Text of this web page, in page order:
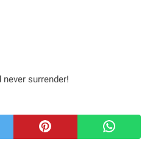
never surrender!